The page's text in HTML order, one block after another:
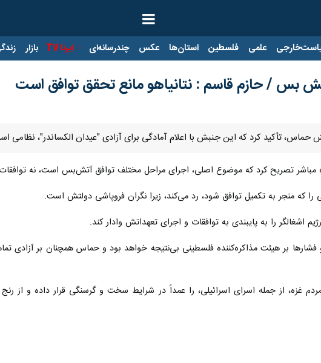
علمی فلسطین استان‌ها عکس چندرسانه‌ای بازار زندگی
بس / حازم قاسم : نتانیاهو مانع تحقق توافق است